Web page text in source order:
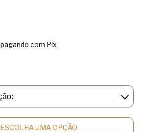
pagando com Pix
ESCOLHA UMA OPÇÃO